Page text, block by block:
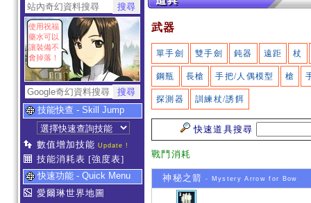
使用祝福
藥水可以
讓裝備不
會掉落！
技能快查 - Skill Jump
數值增加技能 Update !
技能消耗表 [強度表]
快速功能 - Quick Menu
愛爾琳世界地圖
武器
單手劍 雙手劍 鈍器 遠距 杖
鋼瓶 長槍 手把/人偶模型 槍
探測器 訓練杖/誘餌
快速道具搜尋
戰鬥消耗
神秘之箭 - Mystery Arrow for Bow